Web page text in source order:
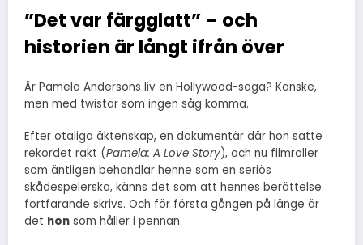
”Det var färgglatt” – och
historien är långt ifrån över
Är Pamela Andersons liv en Hollywood-saga? Kanske,
men med twistar som ingen såg komma.
Efter otaliga äktenskap, en dokumentär där hon satte
rekordet rakt (Pamela: A Love Story), och nu filmroller
som äntligen behandlar henne som en seriös
skådespelerska, känns det som att hennes berättelse
fortfarande skrivs. Och för första gången på länge är
det hon som håller i pennan.